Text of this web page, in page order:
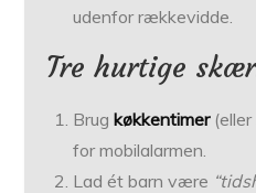
udenfor rækkevidde.
Tre hurtige
Brugkøkkentimer(eller
for mobilalarmen.
Lad ét barn være